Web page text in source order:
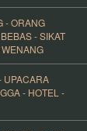
- ORANG
- SIKAT
UPACARA
- HOTEL -